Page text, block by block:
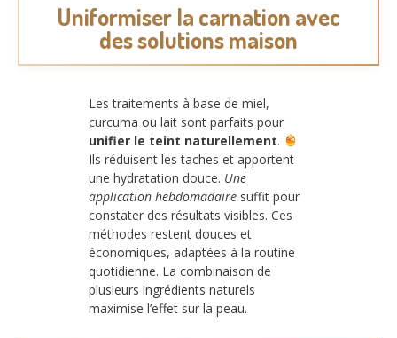
Uniformiser la carnation avec
des solutions maison
Les traitements à base de miel,
curcuma ou lait sont parfaits pour
unifier le teint naturellement.
Ils réduisent les taches et apportent
une hydratation douce. Une
application hebdomadaire suffit pour
constater des résultats visibles. Ces
méthodes restent douces et
économiques, adaptées à la routine
quotidienne. La combinaison de
plusieurs ingrédients naturels
maximise l’effet sur la peau.